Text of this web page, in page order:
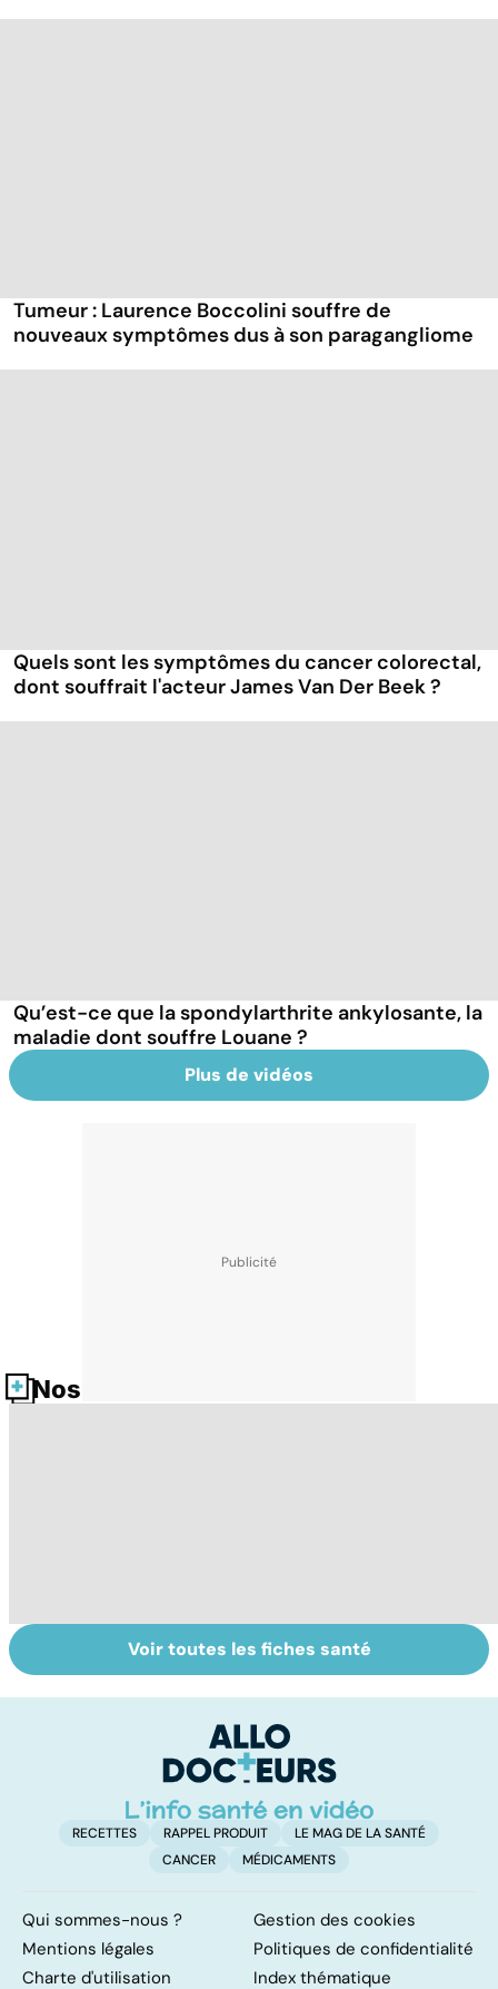
Tumeur : Laurence Boccolini souffre de
nouveaux symptômes dus à son paragangliome
Quels sont les symptômes du cancer colorectal,
dont souffrait l'acteur James Van Der Beek ?
Qu’est-ce que la spondylarthrite ankylosante, la
maladie dont souffre Louane ?
Plus de vidéos
Nos fiches santé
Tout savoir sur
les infections
Inflammation des
amygdales : que
d'angine ?
Voir toutes les fiches santé
RECETTES RAPPEL PRODUIT
LE MAG DE LA SANTÉ
CANCER
MÉDICAMENTS
Qui sommes-nous ?
Gestion des cookies
Mentions légales
Politiques de confidentialité
Charte d'utilisation
Index thématique